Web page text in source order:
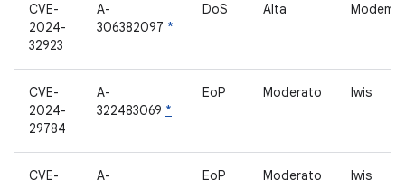
CVE-
2024-
32923
A-
306382097 *
DoS Alta Modem
CVE-
2024-
29784
A-
322483069 *
EoP Moderato lwis
CVE- A- EoP Moderato lwis